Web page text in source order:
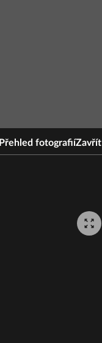
Přehled fotografiíZavřít